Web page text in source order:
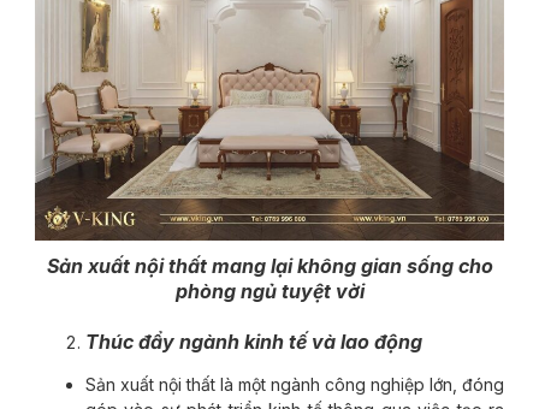
Sản xuất nội thất mang lại không gian sống cho
phòng ngủ tuyệt vời
Thúc đẩy ngành kinh tế và lao động
Sản xuất nội thất là một ngành công nghiệp lớn, đóng